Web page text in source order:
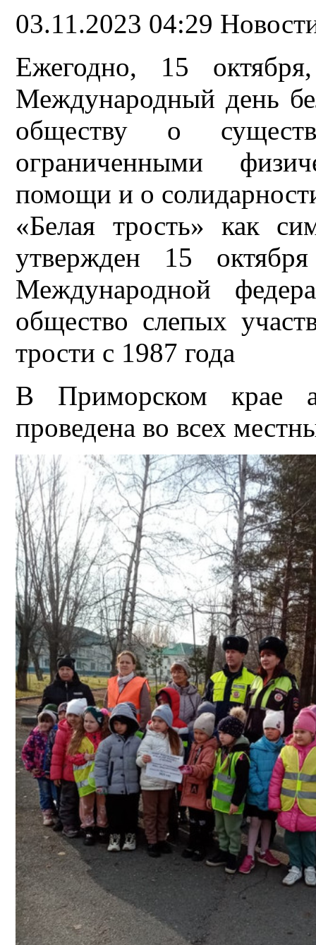
03.11.2023 04:29
Ежегодно, 15
Международный день
обществу о
ограниченными
помощи и о
«Белая трость» как
утвержден 15
Международной
общество слепых
трости с 1987 года
В Приморском крае
проведена во всех